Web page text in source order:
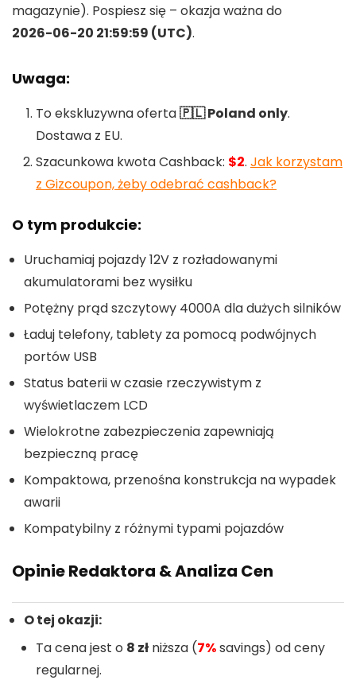
magazynie). Pospiesz się – okazja ważna do
2026-06-20 21:59:59 (UTC).
Uwaga:
To ekskluzywna oferta🇵🇱 Poland only.
Dostawa z EU.
Szacunkowa kwota Cashback: $2. Jak korzystam
z Gizcoupon, żeby odebrać cashback?
O tym produkcie:
Uruchamiaj pojazdy 12V z rozładowanymi
akumulatorami bez wysiłku
Potężny prąd szczytowy 4000A dla dużych silników
Ładuj telefony, tablety za pomocą podwójnych
portów USB
Status baterii w czasie rzeczywistym z
wyświetlaczem LCD
Wielokrotne zabezpieczenia zapewniają
bezpieczną pracę
Kompaktowa, przenośna konstrukcja na wypadek
awarii
Kompatybilny z różnymi typami pojazdów
Opinie Redaktora & Analiza Cen
O tej okazji:
Ta cena jest o 8 zł niższa (7%savings) od ceny
regularnej.